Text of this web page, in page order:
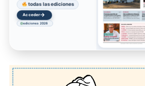
todas las ediciones
Acceder→
ediciones 2026